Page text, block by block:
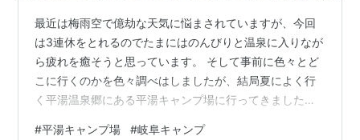
最近は梅雨空で億劫な天気に悩まされていますが、今回
は3連休をとれるのでたまにはのんびりと温泉に入りなが
ら疲れを癒そうと思っています。 そして事前に色々とど
こに行くのかを色々調べはしましたが、結局夏によく行
く平湯温泉郷にある平湯キャンプ場に行ってきました
#平湯キャンプ場 #岐阜キャンプ